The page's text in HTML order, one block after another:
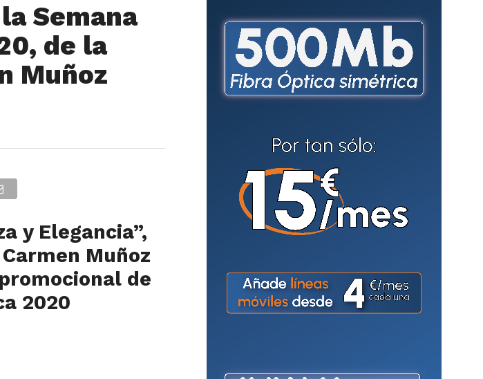
Semana
de la
Muñoz
y Elegancia”,
Muñoz
de
2020